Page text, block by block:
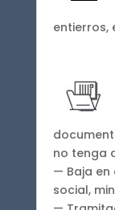
entierros,
no tenga
— Baja en
social,